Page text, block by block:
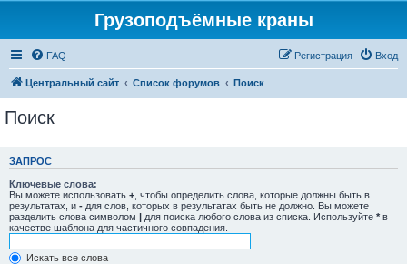
Грузоподъёмные краны
FAQ Вход
Регистрация
Центральный сайт Список форумов Поиск
Поиск
ЗАПРОС
Ключевые слова:
Вы можете использовать + , чтобы определить слова, которые должны быть в
результатах, и - для слов, которых в результатах быть не должно. Вы можете
разделить слова символом | для поиска любого слова из списка. Используйте * в
качестве шаблона для частичного совпадения.
Искать все слова